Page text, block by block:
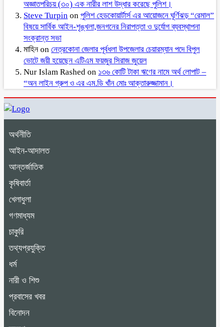
অজ্ঞাতপরিচয় (৩০) এক নারীর লাশ উদ্ধার করেছে পুলিশ।
Steve Turpin on পুলিশ হেডকোয়ার্টার্স এর আয়োজনে ঘূর্ণিঝড় “রেমাল”
বিষয়ে সার্বিক আইন-শৃঙ্খলা,জনগনের নিরাপত্তা ও দুর্যোগ ব্যবস্থাপনা
সংক্রান্ত সভা
মাহিন on নেত্রকোনা জেলার পূর্বধলা উপজেলার চেয়ারম্যান পদে বিপুল
ভোটে জয়ী হয়েছেন এটিএম ফয়জুর সিরাজ জুয়েল
Nur Islam Rashed on ১৩৬ কোটি টাকা ঋণের নামে অর্থ লোপাট –
“অন লাইন গ্রুপ ও এর এম.ডি খাঁন মোঃ আক্তারুজ্জামান।
অর্থনীতি
আইন-আদালত
আন্তর্জাতিক
কৃষিবার্তা
খেলাধুলা
গণমাধ্যম
চাকুরি
তথ্যপ্রযুক্তি
ধর্ম
নারী ও শিশু
প্রবাসের খবর
বিনোদন